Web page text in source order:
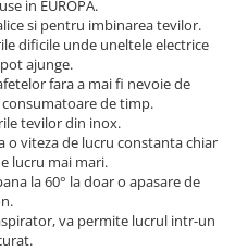
in EUROPA.
si pentru imbinarea tevilor.
dificile unde uneltele electrice
pot ajunge.
fara a mai fi nevoie de
de timp.
tevilor din inox.
viteza de lucru constanta chiar
lucru mai mari.
la 60° la doar o apasare de
va permite lucrul intr-un